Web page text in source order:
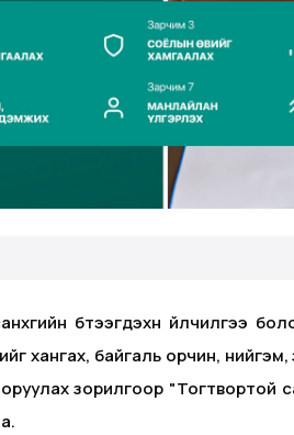
бүтээгдэхүүн үйлчилгээ
хангах, байгаль орчин,
зорилгоор "Тогтвортой